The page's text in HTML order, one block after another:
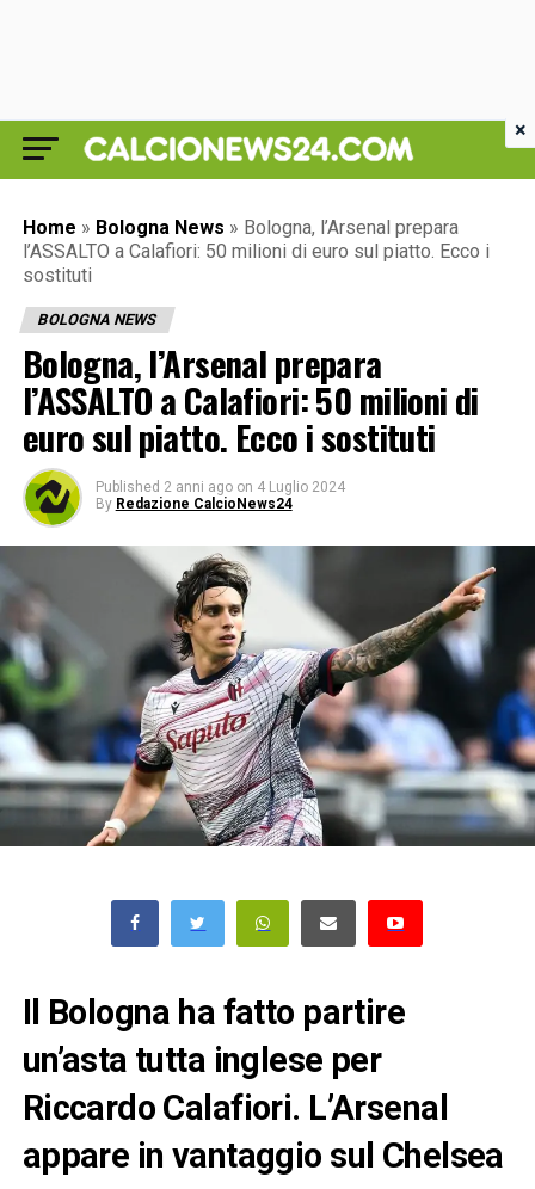
Home » Bologna News » Bologna, l’Arsenal prepara
l’ASSALTO a Calafiori: 50 milioni di euro sul piatto. Ecco i
sostituti
BOLOGNA NEWS
Bologna, l’Arsenal prepara
l’ASSALTO a Calafiori: 50 milioni di
euro sul piatto. Ecco i sostituti
Published 2 anni ago on 4 Luglio 2024
By Redazione CalcioNews24
Il Bologna ha fatto partire
un’asta tutta inglese per
Riccardo Calafiori. L’Arsenal
appare in vantaggio sul Chelsea
×